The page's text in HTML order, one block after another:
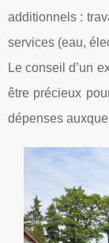
additionnels :
services (eau,
Le conseil d’un
être précieux
dépenses